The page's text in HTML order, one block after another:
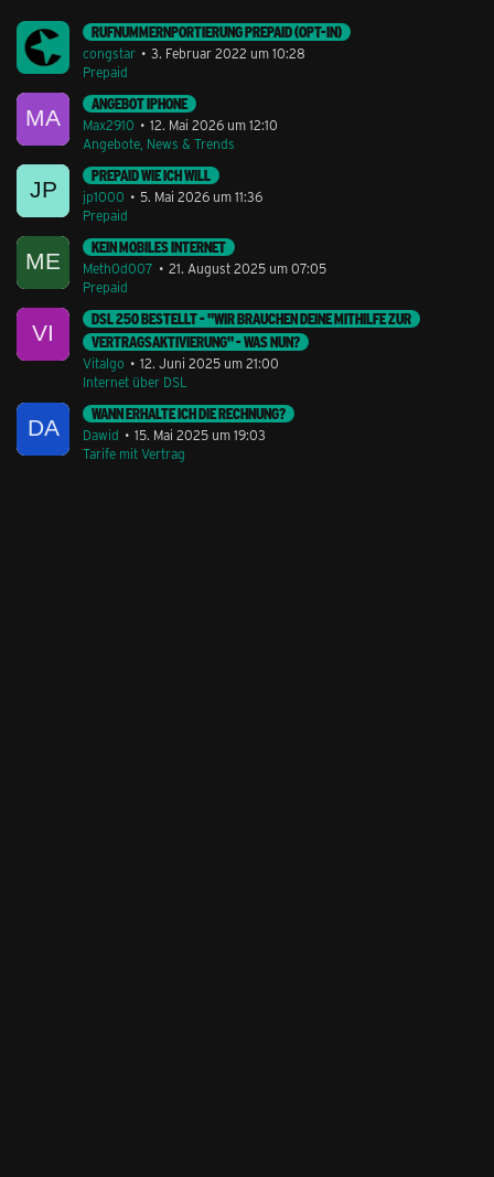
RUFNUMMERNPORTIERUNG PREPAID (OPT-IN)
congstar
3. Februar 2022 um 10:28
Prepaid
ANGEBOT IPHONE
Max2910
12. Mai 2026 um 12:10
Angebote, News & Trends
PREPAID WIE ICH WILL
jp1000
5. Mai 2026 um 11:36
Prepaid
KEIN MOBILES INTERNET
Meth0d007
21. August 2025 um 07:05
Prepaid
DSL 250 BESTELLT - "WIR BRAUCHEN DEINE MITHILFE ZUR
VERTRAGSAKTIVIERUNG" - WAS NUN?
Vitalgo
12. Juni 2025 um 21:00
Internet über DSL
WANN ERHALTE ICH DIE RECHNUNG?
Dawid
15. Mai 2025 um 19:03
Tarife mit Vertrag